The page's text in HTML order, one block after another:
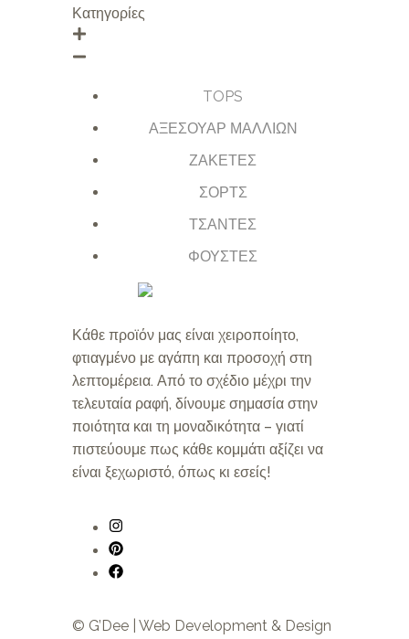
Κατηγορίες
TOPS
ΑΞΕΣΟΥΑΡ ΜΑΛΛΙΩΝ
ΖΑΚΕΤΕΣ
ΣΟΡΤΣ
ΤΣΑΝΤΕΣ
ΦΟΥΣΤΕΣ
Κάθε προϊόν μας είναι χειροποίητο,
φτιαγμένο με αγάπη και προσοχή στη
λεπτομέρεια. Από το σχέδιο μέχρι την
τελευταία ραφή, δίνουμε σημασία στην
ποιότητα και τη μοναδικότητα – γιατί
πιστεύουμε πως κάθε κομμάτι αξίζει να
είναι ξεχωριστό, όπως κι εσείς!
© G’Dee | Web Development & Design